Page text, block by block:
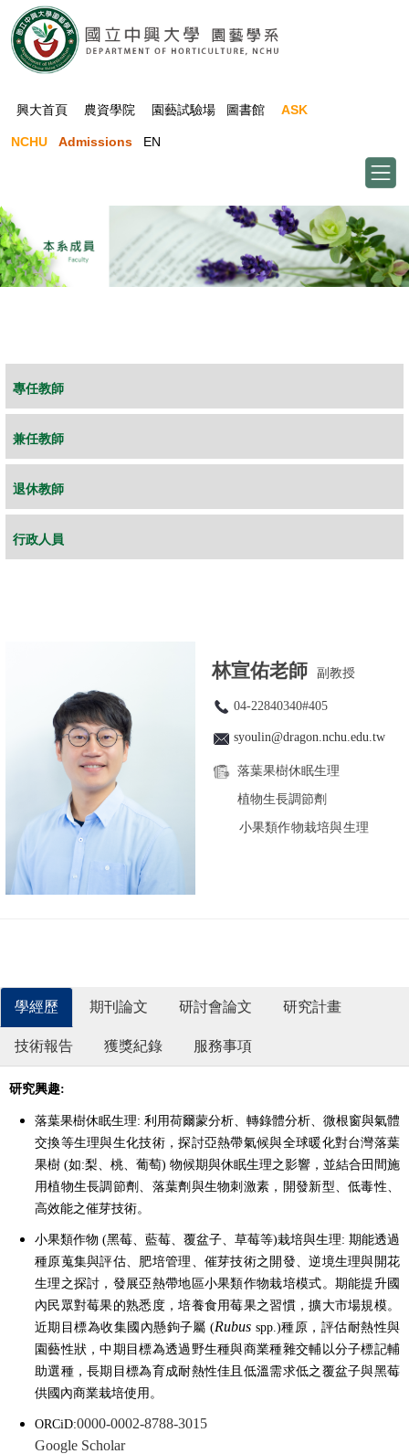
跳
到
主
內
區
興大首頁 農資學院 園藝試驗場 圖書館 ASK
NCHU Admissions EN
專任教師
兼任教師
退休教師
行政人員
林宣佑老師 副教授
04-22840340#405
syoulin@dragon.nchu.edu.tw
落葉果樹休眠生理
植物生長調節劑
小果類作物栽培與生理
學經歷 期刊論文 研討會論文 研究計畫
技術報告 獲獎紀錄 服務事項
研究興趣:
落葉果樹休眠生理: 利用荷爾蒙分析、轉錄體分析、微根窗與氣體
交換等生理與生化技術，探討亞熱帶氣候與全球暖化對台灣落葉
果樹 (如:梨、桃、葡萄) 物候期與休眠生理之影響，並結合田間施
用植物生長調節劑、落葉劑與生物刺激素，開發新型、低毒性、
高效能之催芽技術。
小果類作物 (黑莓、藍莓、覆盆子、草莓等)栽培與生理: 期能透過
種原蒐集與評估、肥培管理、催芽技術之開發、逆境生理與開花
生理之探討，發展亞熱帶地區小果類作物栽培模式。期能提升國
內民眾對莓果的熟悉度，培養食用莓果之習慣，擴大市場規模。
近期目標為收集國內懸鉤子屬 (Rubus spp.)種原，評估耐熱性與
園藝性狀，中期目標為透過野生種與商業種雜交輔以分子標記輔
助選種，長期目標為育成耐熱性佳且低溫需求低之覆盆子與黑莓
供國內商業栽培使用。
ORCiD:0000-0002-8788-3015
Google Scholar